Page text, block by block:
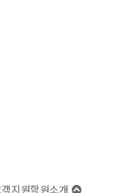
지원학원소개